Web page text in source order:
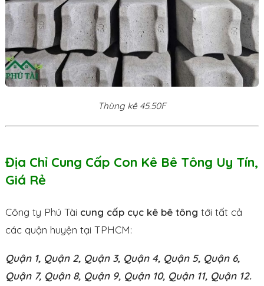
Thùng kê 45.50F
Địa Chỉ Cung Cấp Con Kê Bê Tông Uy Tín,
Giá Rẻ
Công ty Phú Tài cung cấp cục kê bê tông tới tất cả
các quận huyện tại TPHCM:
Quận 1, Quận 2, Quận 3, Quận 4, Quận 5, Quận 6,
Quận 7, Quận 8, Quận 9, Quận 10, Quận 11, Quận 12.